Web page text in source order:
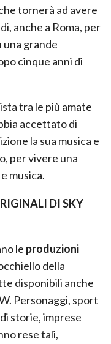
tornerà ad avere
anche a Roma, per
una grande
cinque anni di
tra le più amate
accettato di
la sua musica e
per vivere una
musica.
DI SKY
le produzioni
della
disponibili anche
Personaggi, sport
storie, imprese
rese tali,